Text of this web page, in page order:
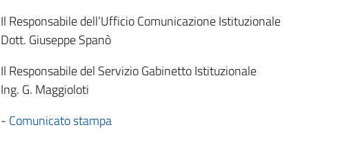
Il Responsabile dell’Ufficio Comunicazione Istituzionale
Dott. Giuseppe Spanò
Il Responsabile del Servizio Gabinetto Istituzionale
Ing. G. Maggioloti
- Comunicato stampa